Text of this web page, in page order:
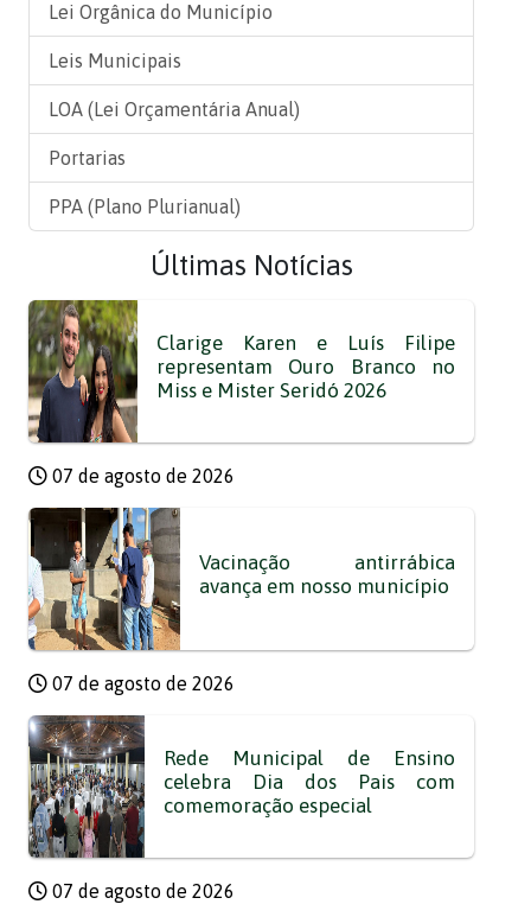
Lei Orgânica do Município
Leis Municipais
LOA (Lei Orçamentária Anual)
Portarias
PPA (Plano Plurianual)
Últimas Notícias
Clarige Karen e Luís Filipe
representam Ouro Branco no
Miss e Mister Seridó 2026
07 de agosto de 2026
Vacinação antirrábica
avança em nosso município
07 de agosto de 2026
Rede Municipal de Ensino
celebra Dia dos Pais com
comemoração especial
07 de agosto de 2026